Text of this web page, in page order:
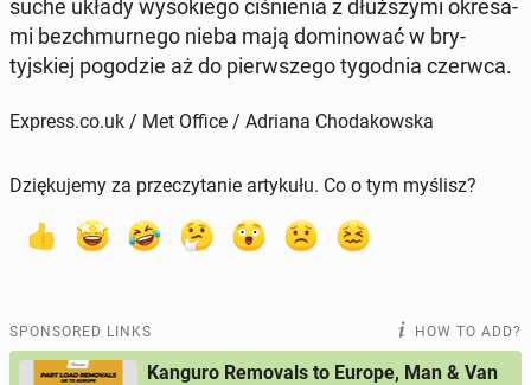
suche układy wysok­iego ciśnienia z dłuższy­mi okre­sa­
mi bezch­murnego nieba mają domi­nować w bry­
tyjskiej pogodzie aż do pier­wszego ty­god­nia czerwca.
Express.co.uk / Met Office / Adriana Chodakowska
Dziękujemy za przeczytanie artykułu. Co o tym myślisz?
SPONSORED LINKS HOW TO ADD?
Kanguro Removals to Europe, Man & Van